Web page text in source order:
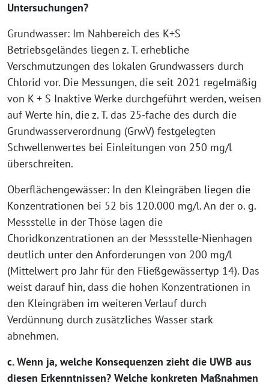
Untersuchungen?
Grundwasser: Im Nahbereich des K+S
Betriebsgeländes liegen z. T. erhebliche
Verschmutzungen des lokalen Grundwassers durch
Chlorid vor. Die Messungen, die seit 2021 regelmäßig
von K + S Inaktive Werke durchgeführt werden, weisen
auf Werte hin, die z. T. das 25-fache des durch die
Grundwasserverordnung (GrwV) festgelegten
Schwellenwertes bei Einleitungen von 250 mg/l
überschreiten.
Oberflächengewässer: In den Kleingräben liegen die
Konzentrationen bei 52 bis 120.000 mg/l. An der o. g.
Messstelle in der Thöse lagen die
Choridkonzentrationen an der Messstelle-Nienhagen
deutlich unter den Anforderungen von 200 mg/l
(Mittelwert pro Jahr für den Fließgewässertyp 14). Das
weist darauf hin, dass die hohen Konzentrationen in
den Kleingräben im weiteren Verlauf durch
Verdünnung durch zusätzliches Wasser stark
abnehmen.
c. Wenn ja, welche Konsequenzen zieht die UWB aus
diesen Erkenntnissen? Welche konkreten Maßnahmen